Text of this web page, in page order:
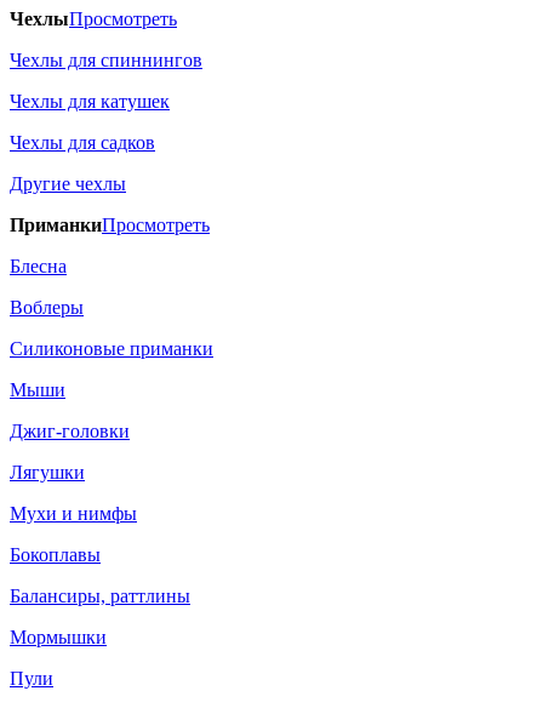
ЧехлыПросмотреть
Чехлы для спиннингов
Чехлы для катушек
Чехлы для садков
Другие чехлы
ПриманкиПросмотреть
Блесна
Воблеры
Силиконовые приманки
Мыши
Джиг-головки
Лягушки
Мухи и нимфы
Бокоплавы
Балансиры, раттлины
Мормышки
Пули